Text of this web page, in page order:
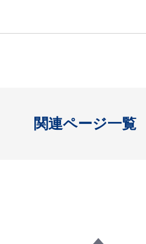
関連ページ一覧
開く